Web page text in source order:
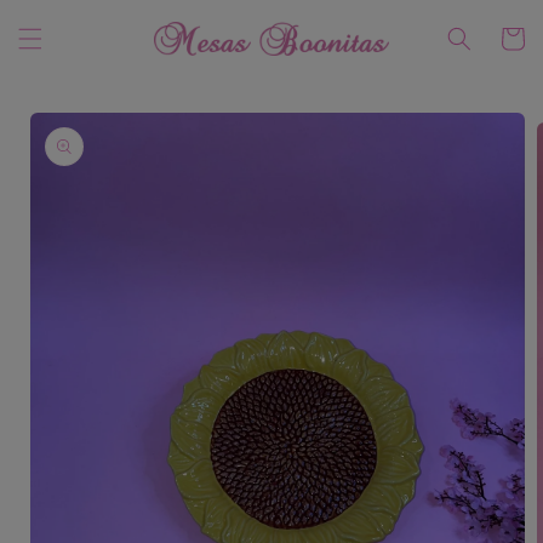
directamente
al contenido
Carrito
directamente
a la
información